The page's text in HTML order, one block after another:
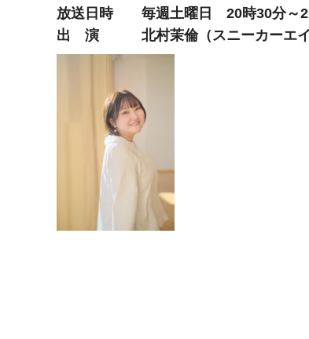
放送日時 毎週土曜日 20時30分～
出 演 北村茉倫（スニーカーエイジ